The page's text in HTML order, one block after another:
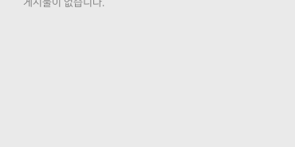
게시물이 없습니다.